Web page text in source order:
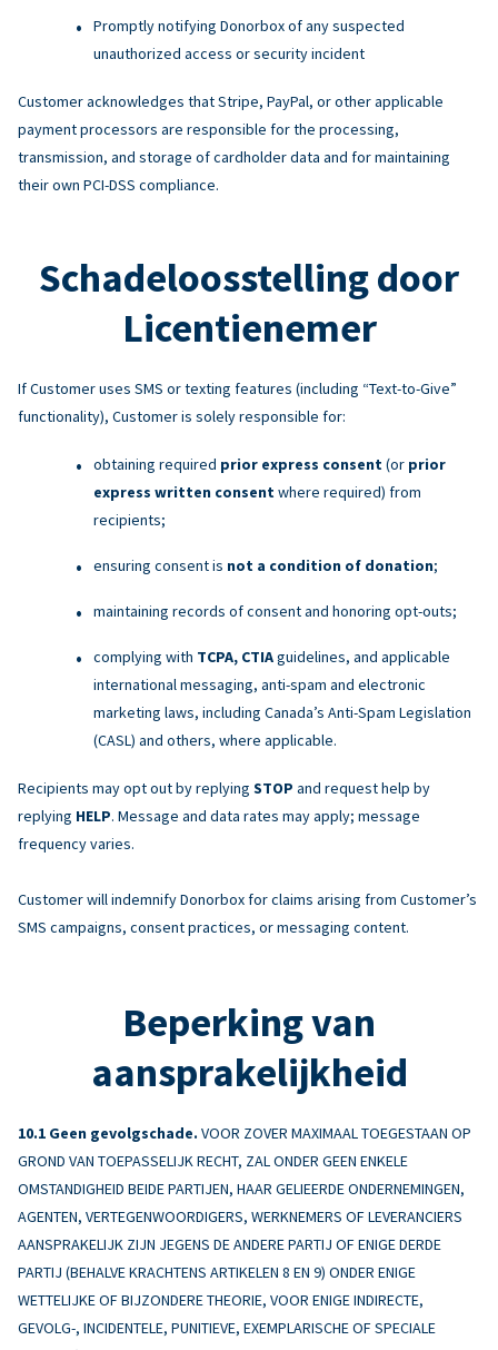
Promptly notifying Donorbox of any suspected
unauthorized access or security incident
Customer acknowledges that Stripe, PayPal, or other applicable
payment processors are responsible for the processing,
transmission, and storage of cardholder data and for maintaining
their own PCI-DSS compliance.
Schadeloosstelling door
Licentienemer
If Customer uses SMS or texting features (including “Text-to-Give”
functionality), Customer is solely responsible for:
obtaining required prior express consent (or prior
express written consent where required) from
recipients;
ensuring consent is not a condition of donation;
maintaining records of consent and honoring opt-outs;
complying with TCPA, CTIAguidelines, and applicable
international messaging, anti-spam and electronic
marketing laws, including Canada’s Anti-Spam Legislation
(CASL) and others, where applicable.
Recipients may opt out by replying STOP and request help by
replying HELP. Message and data rates may apply; message
frequency varies.
Customer will indemnify Donorbox for claims arising from Customer’s
SMS campaigns, consent practices, or messaging content.
Beperking van
aansprakelijkheid
Geen gevolgschade. VOOR ZOVER MAXIMAAL TOEGESTAAN OP
GROND VAN TOEPASSELIJK RECHT, ZAL ONDER GEEN ENKELE
OMSTANDIGHEID BEIDE PARTIJEN, HAAR GELIEERDE ONDERNEMINGEN,
AGENTEN, VERTEGENWOORDIGERS, WERKNEMERS OF LEVERANCIERS
AANSPRAKELIJK ZIJN JEGENS DE ANDERE PARTIJ OF ENIGE DERDE
PARTIJ (BEHALVE KRACHTENS ARTIKELEN 8 EN 9) ONDER ENIGE
WETTELIJKE OF BIJZONDERE THEORIE, VOOR ENIGE INDIRECTE,
GEVOLG-, INCIDENTELE, PUNITIEVE, EXEMPLARISCHE OF SPECIALE